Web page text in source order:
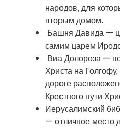
народов, для
вторым домом.
Башня Давида —
самим царем
Виа Долороза —
Христа на
дороге
Крестного пути
Иерусалимский
— отличное место